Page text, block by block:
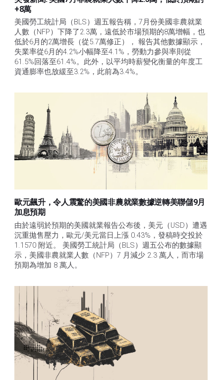
+8萬
美國勞工統計局（BLS）週五報告稱，7月份美國非農就業
人數（NFP）下降了2.3萬，遠低於市場預期的8萬增幅，也
低於6月的2萬增長（從5.7萬修正）， 報告其他數據顯示，
失業率從6月的4.2%小幅降至4.1%，勞動力參與率則從
61.5%回落至61.4%。此外，以平均時薪變化衡量的年度工
資通膨率也放緩至3.2%，此前為3.4%。
歐元飆升，令人震驚的美國非農就業數據逆轉美聯儲9月
加息預期
由於遠弱於預期的美國就業報告公布後，美元（USD）遭遇
沉重拋售壓力，歐元/美元當日上漲 0.43%，發稿時交投於
1.1570 附近。 美國勞工統計局（BLS）週五公布的數據顯
示，美國非農就業人數（NFP）7 月減少 2.3 萬人，而市場
預期為增加 8 萬人。